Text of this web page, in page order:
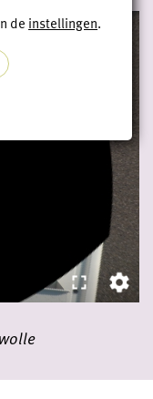
de instellingen.